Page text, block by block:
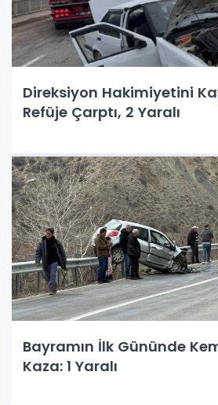
Direksiyon Hakimiyetini
Refüje Çarptı, 2 Yaralı
Bayramın İlk Gününde
Kaza: 1 Yaralı